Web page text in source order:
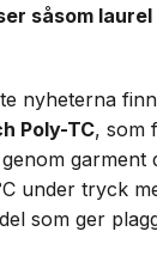
såsom
nyheterna
Poly-TC, som
garment
under tryck
som ger